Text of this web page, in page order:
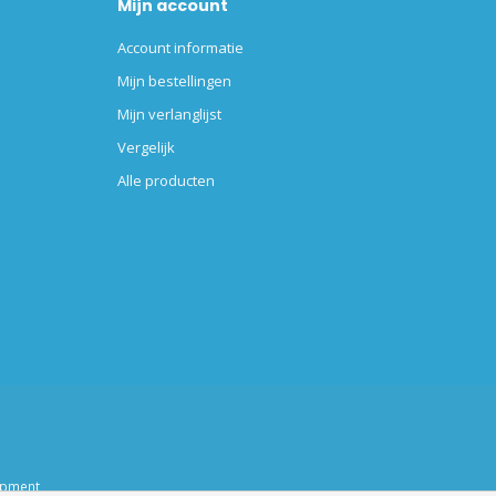
Mijn account
Account informatie
Mijn bestellingen
Mijn verlanglijst
Vergelijk
Alle producten